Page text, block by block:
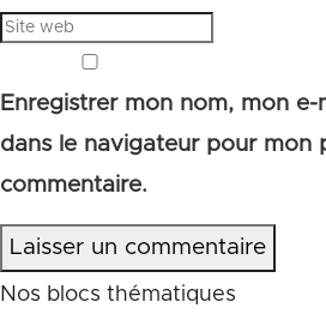
Enregistrer mon nom, mon
dans le navigateur pour mon
commentaire.
Laisser un commentaire
Nos blocs thématiques